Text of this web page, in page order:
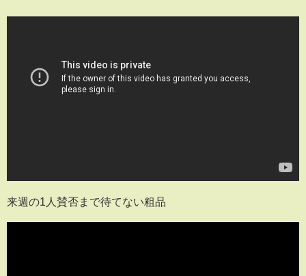
来週の1人賛否まで待てない粗品